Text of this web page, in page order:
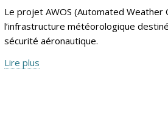
Le projet AWOS (Automated
l’infrastructure météorologique
sécurité aéronautique.
Lire plus